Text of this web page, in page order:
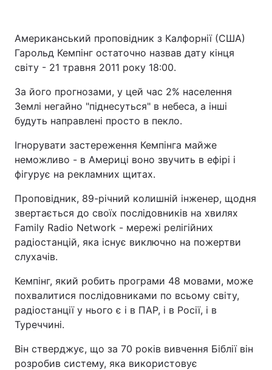
Американський проповідник з Калфорнії (США)
Гарольд Кемпінг остаточно назвав дату кінця
світу - 21 травня 2011 року 18:00.
За його прогнозами, у цей час 2% населення
Землі негайно "піднесуться" в небеса, а інші
будуть направлені просто в пекло.
Ігнорувати застереження Кемпінга майже
неможливо - в Америці воно звучить в ефірі і
фігурує на рекламних щитах.
Проповідник, 89-річний колишній інженер, щодня
звертається до своїх послідовників на хвилях
Family Radio Network - мережі релігійних
радіостанцій, яка існує виключно на пожертви
слухачів.
Кемпінг, який робить програми 48 мовами, може
похвалитися послідовниками по всьому світу,
радіостанції у нього є і в ПАР, і в Росії, і в
Туреччині.
Він стверджує, що за 70 років вивчення Біблії він
розробив систему, яка використовує